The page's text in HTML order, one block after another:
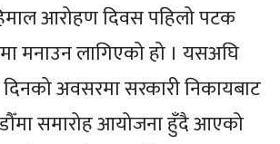
आरोहण दिवस पहिलो पटक
मनाउन लागिएको हो । यसअघि
अवसरमा सरकारी निकायबाट
समारोह आयोजना हुँदै आएको